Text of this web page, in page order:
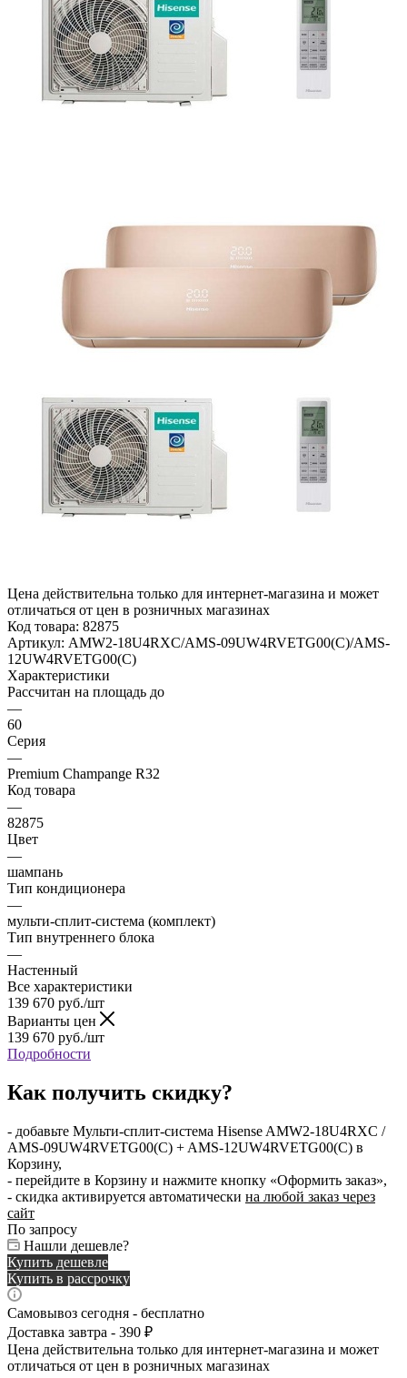
Цена действительна только для интернет-магазина и может
отличаться от цен в розничных магазинах
Код товара: 82875
Артикул: AMW2-18U4RXC/AMS-09UW4RVETG00(C)/AMS-
12UW4RVETG00(C)
Характеристики
Рассчитан на площадь до
—
60
Серия
—
Premium Champange R32
Код товара
—
82875
Цвет
—
шампань
Тип кондиционера
—
мульти-сплит-система (комплект)
Тип внутреннего блока
—
Настенный
Все характеристики
139 670 руб./шт
Варианты цен
139 670 руб./шт
Подробности
Как получить скидку?
- добавьте Мульти-сплит-система Hisense AMW2-18U4RXC /
AMS-09UW4RVETG00(C) + AMS-12UW4RVETG00(C) в
Корзину,
- перейдите в Корзину и нажмите кнопку «Оформить заказ»,
- скидка активируется автоматически на любой заказ через
сайт
По запросу
Нашли дешевле?
Купить дешевле
Купить в рассрочку
Самовывоз сегодня - бесплатно
Доставка завтра - 390 ₽
Цена действительна только для интернет-магазина и может
отличаться от цен в розничных магазинах